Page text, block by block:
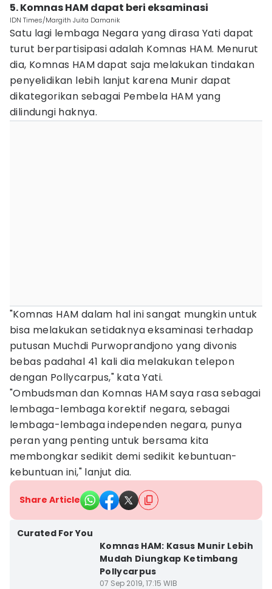
5. Komnas HAM dapat beri eksaminasi
IDN Times/Margith Juita Damanik
Satu lagi lembaga Negara yang dirasa Yati dapat
turut berpartisipasi adalah Komnas HAM. Menurut
dia, Komnas HAM dapat saja melakukan tindakan
penyelidikan lebih lanjut karena Munir dapat
dikategorikan sebagai Pembela HAM yang
dilindungi haknya.
"Komnas HAM dalam hal ini sangat mungkin untuk
bisa melakukan setidaknya eksaminasi terhadap
putusan Muchdi Purwoprandjono yang divonis
bebas padahal 41 kali dia melakukan telepon
dengan Pollycarpus," kata Yati.
"Ombudsman dan Komnas HAM saya rasa sebagai
lembaga-lembaga korektif negara, sebagai
lembaga-lembaga independen negara, punya
peran yang penting untuk bersama kita
membongkar sedikit demi sedikit kebuntuan-
kebuntuan ini," lanjut dia.
Share Article
Curated For You
Komnas HAM: Kasus Munir Lebih
Mudah Diungkap Ketimbang
Pollycarpus
07 Sep 2019, 17:15 WIB